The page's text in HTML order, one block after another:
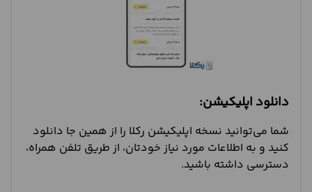
دانلود اپلیکیشن:
شما می‌توانید نسخه اپلیکیشن رکلا را از همین جا دانلود
کنید و به اطلاعات مورد نیاز خودتان، از طریق تلفن همراه،
دسترسی داشته باشید.